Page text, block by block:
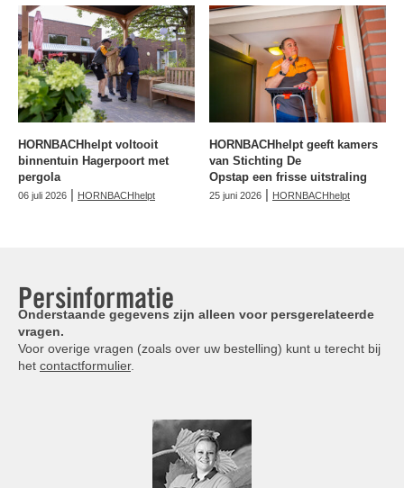
HORNBACHhelpt voltooit
binnentuin Hagerpoort met
pergola
06 juli 2026 | HORNBACHhelpt
HORNBACHhelpt geeft kamers
van Stichting De
Opstap een frisse uitstraling
25 juni 2026 | HORNBACHhelpt
Persinformatie
Onderstaande gegevens zijn alleen voor persgerelateerde
vragen.
Voor overige vragen (zoals over uw bestelling) kunt u terecht bij
het contactformulier.